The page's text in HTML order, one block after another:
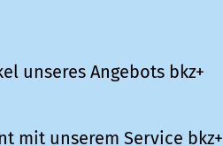
unseres Angebots bkz+
mit unserem Service bkz+